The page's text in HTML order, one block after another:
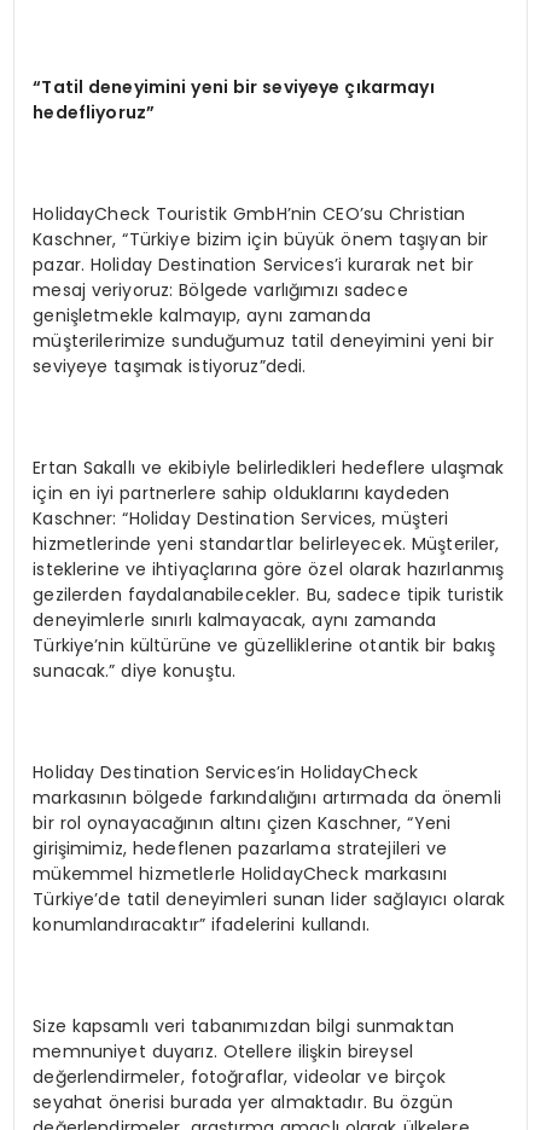
“Tatil deneyimini yeni bir seviyeye çıkarmayı
hedefliyoruz”
HolidayCheck Touristik GmbH’nin CEO’su Christian
Kaschner, “Türkiye bizim için büyük önem taşıyan bir
pazar. Holiday Destination Services’i kurarak net bir
mesaj veriyoruz: Bölgede varlığımızı sadece
genişletmekle kalmayıp, aynı zamanda
müşterilerimize sunduğumuz tatil deneyimini yeni bir
seviyeye taşımak istiyoruz”dedi.
Ertan Sakallı ve ekibiyle belirledikleri hedeflere ulaşmak
için en iyi partnerlere sahip olduklarını kaydeden
Kaschner: “Holiday Destination Services, müşteri
hizmetlerinde yeni standartlar belirleyecek. Müşteriler,
isteklerine ve ihtiyaçlarına göre özel olarak hazırlanmış
gezilerden faydalanabilecekler. Bu, sadece tipik turistik
deneyimlerle sınırlı kalmayacak, aynı zamanda
Türkiye’nin kültürüne ve güzelliklerine otantik bir bakış
sunacak.” diye konuştu.
Holiday Destination Services’in HolidayCheck
markasının bölgede farkındalığını artırmada da önemli
bir rol oynayacağının altını çizen Kaschner, “Yeni
girişimimiz, hedeflenen pazarlama stratejileri ve
mükemmel hizmetlerle HolidayCheck markasını
Türkiye’de tatil deneyimleri sunan lider sağlayıcı olarak
konumlandıracaktır” ifadelerini kullandı.
Size kapsamlı veri tabanımızdan bilgi sunmaktan
memnuniyet duyarız. Otellere ilişkin bireysel
değerlendirmeler, fotoğraflar, videolar ve birçok
seyahat önerisi burada yer almaktadır. Bu özgün